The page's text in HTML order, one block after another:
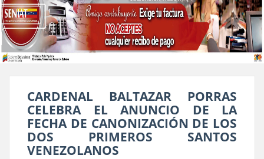
CARDENAL BALTAZAR PORRAS
CELEBRA EL ANUNCIO DE LA
FECHA DE CANONIZACIÓN DE LOS
DOS PRIMEROS SANTOS
VENEZOLANOS